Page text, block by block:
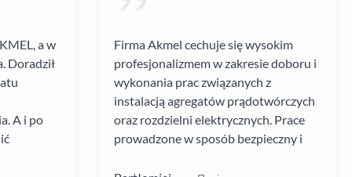
a w
Doradził
A i po
Firma Akmel cechuje się wysokim
profesjonalizmem w zakresie doboru i
wykonania prac związanych z
instalacją agregatów prądotwórczych
oraz rozdzielni elektrycznych. Prace
prowadzone w sposób bezpieczny i